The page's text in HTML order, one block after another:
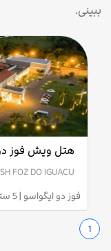
ببینی.
هتل ویش فوز
FOZ DO IGUACU
فوز دو ایگواسو | 5 ستاره | BB
1